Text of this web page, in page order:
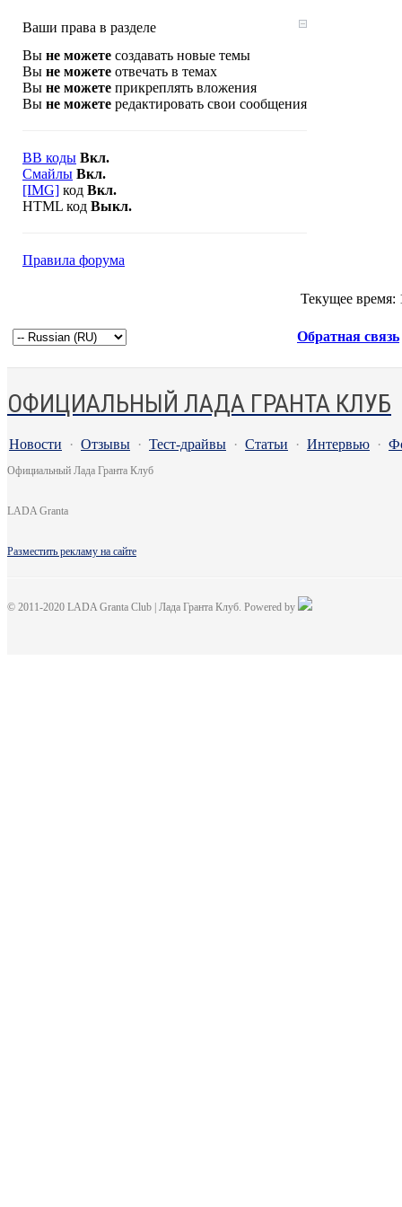
Ваши права в разделе
Вы не можете создавать новые темы
Вы не можете отвечать в темах
Вы не можете прикреплять вложения
Вы не можете редактировать свои сообщения
BB коды Вкл.
Смайлы Вкл.
[IMG] код Вкл.
HTML код Выкл.
Правила форума
Текущее время:
Обратная связь
ОФИЦИАЛЬНЫЙ ЛАДА ГРАНТА КЛУБ
Новости · Отзывы · Тест-драйвы · Статьи · Интервью ·
Официальный Лада Гранта Клуб
LADA Granta
Разместить рекламу на сайте
© 2011-2020 LADA Granta Club | Лада Гранта Клуб. Powered by